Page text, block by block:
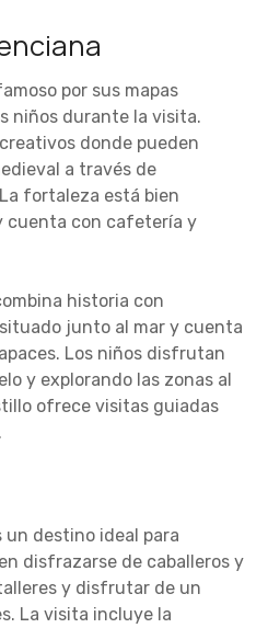
por sus mapas
niños durante la visita.
donde pueden
a través de
fortaleza está bien
cuenta con cafetería y
historia con
junto al mar y cuenta
Los niños disfrutan
y explorando las zonas al
ofrece visitas guiadas
un destino ideal para
disfrazarse de caballeros y
y disfrutar de un
La visita incluye la